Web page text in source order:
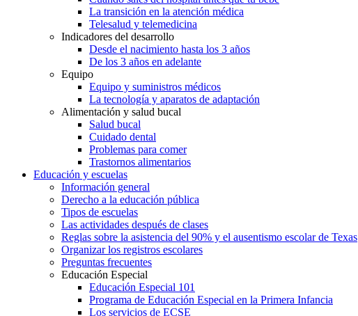
La transición en la atención médica
Telesalud y telemedicina
Indicadores del desarrollo
Desde el nacimiento hasta los 3 años
De los 3 años en adelante
Equipo
Equipo y suministros médicos
La tecnología y aparatos de adaptación
Alimentación y salud bucal
Salud bucal
Cuidado dental
Problemas para comer
Trastornos alimentarios
Educación y escuelas
Información general
Derecho a la educación pública
Tipos de escuelas
Las actividades después de clases
Reglas sobre la asistencia del 90% y el ausentismo escolar de Texas
Organizar los registros escolares
Preguntas frecuentes
Educación Especial
Educación Especial 101
Programa de Educación Especial en la Primera Infancia
Los servicios de ECSE